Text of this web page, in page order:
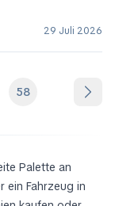
29 Juli 2026
58
Palette an
ein Fahrzeug in